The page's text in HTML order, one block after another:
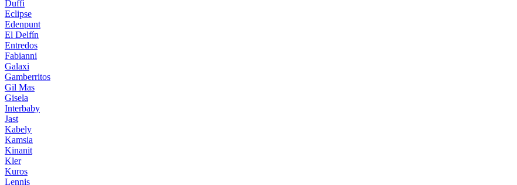
Duffi
Eclipse
Edenpunt
El Delfín
Entredos
Fabianni
Galaxi
Gamberritos
Gil Mas
Gisela
Interbaby
Jast
Kabely
Kamsia
Kinanit
Kler
Kuros
Lennis